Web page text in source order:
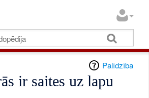
Palīdzība
ir saites uz lapu